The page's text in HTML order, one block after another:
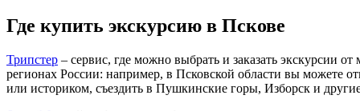
Где купить экскурсию в Пскове
Трипстер – сервис, где можно выбрать и заказать экскурсии
регионах России: например, в Псковской области вы можете
или историком, съездить в Пушкинские горы, Изборск и